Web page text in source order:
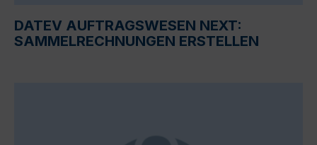
DATEV AUFTRAGSWESEN NEXT:
SAMMELRECHNUNGEN ERSTELLEN